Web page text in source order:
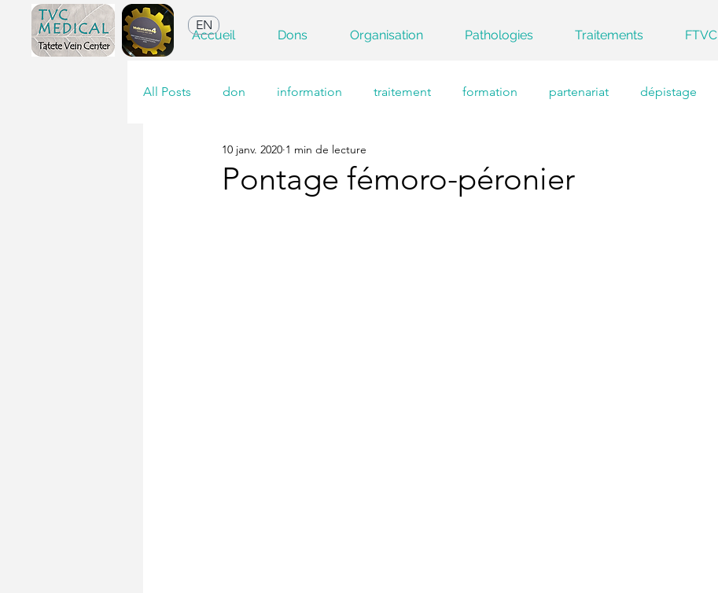
EN
Accueil Dons Organisation Pathologies Traitements FTVC
All Posts don information traitement formation partenariat dépistage
Pontage fémoro-péronier
10 janv. 2020 1 min de lecture